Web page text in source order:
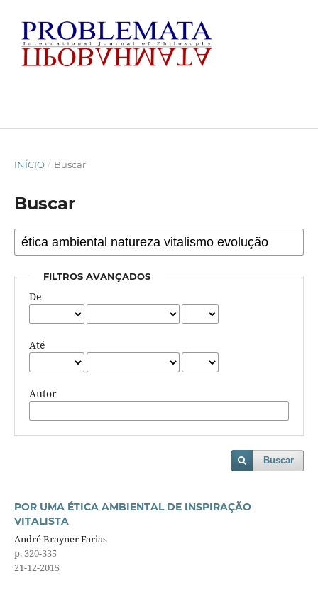
INÍCIO / Buscar
Buscar
FILTROS AVANÇADOS
De
Até
Autor
Buscar
POR UMA ÉTICA AMBIENTAL DE INSPIRAÇÃO
VITALISTA
André Brayner Farias
p. 320-335
21-12-2015